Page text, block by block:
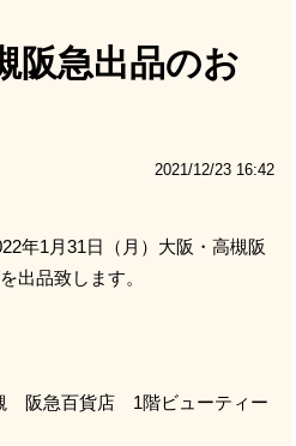
阪急出品のお
2021/12/23 16:42
年1月 31日（月）大阪・高槻阪
出品致します。
急百貨店 1階ビューティー